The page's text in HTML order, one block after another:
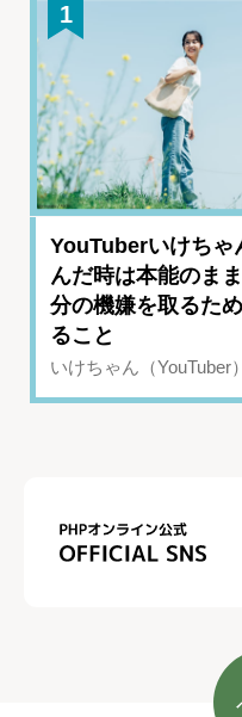
1
YouTuberいけちゃ
んだ時は本能のま
分の機嫌を取るた
ること
いけちゃん（YouTuber）